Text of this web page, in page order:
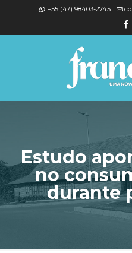
+55 (47) 98403-2745
Estudo
no
durante